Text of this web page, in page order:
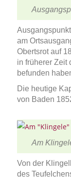
am
Obertsrot auf
in früherer Zeit
befunden
Die heutige
von Baden
Am
Von der
des